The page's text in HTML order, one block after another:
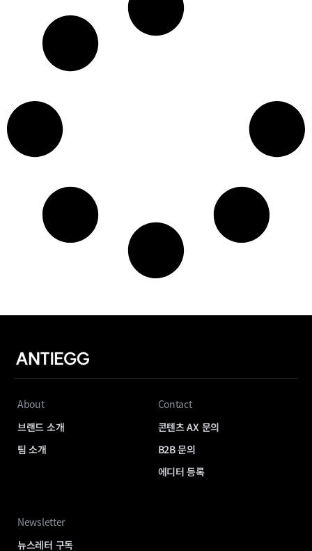
About
브랜드 소개
팀 소개
Contact
콘텐츠 AX 문의
B2B 문의
에디터 등록
Newsletter
뉴스레터 구독